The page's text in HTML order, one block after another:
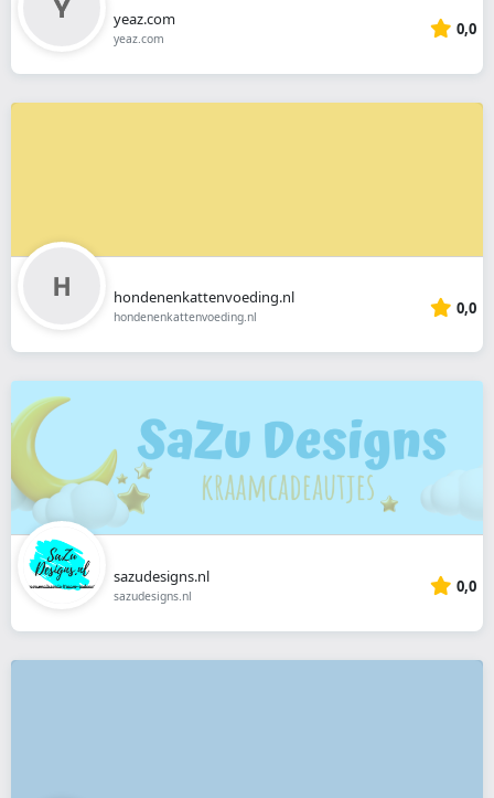
yeaz.com
yeaz.com 0,0
hondenenkattenvoeding.nl
hondenenkattenvoeding.nl 0,0
sazudesigns.nl
sazudesigns.nl 0,0